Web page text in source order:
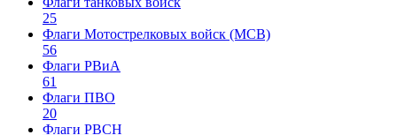
25
Флаги Мотострелковых войск (МСВ)
56
Флаги РВиА
61
Флаги ПВО
20
Флаги РВСН